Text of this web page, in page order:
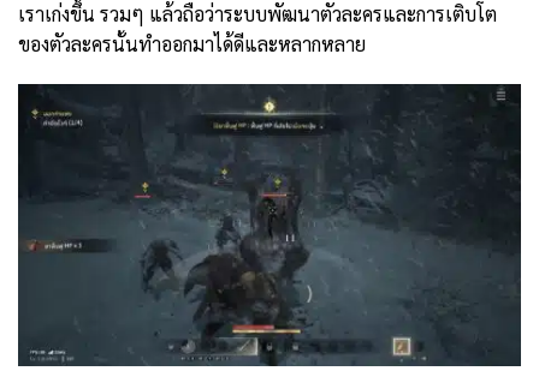
เราเก่งขึ้น รวมๆ แล้วถือว่าระบบพัฒนาตัวละครและการเติบโต
ของตัวละครนั้นทำออกมาได้ดีและหลากหลาย